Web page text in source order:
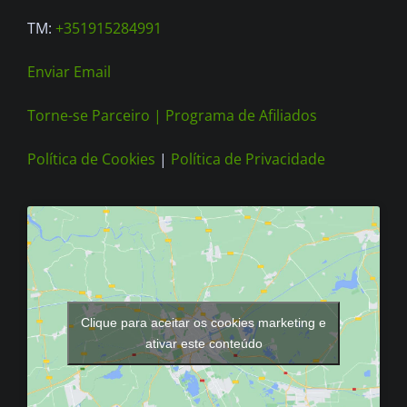
TM: +351915284991
Enviar Email
Torne-se Parceiro | Programa de Afiliados
Política de Cookies | Política de Privacidade
Clique para aceitar os cookies marketing e
ativar este conteúdo